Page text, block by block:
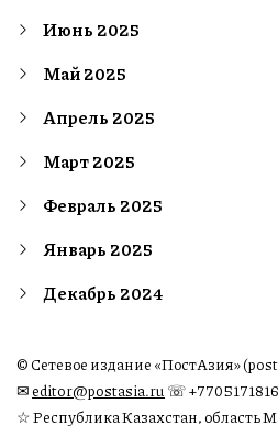
Июнь 2025
Май 2025
Апрель 2025
Март 2025
Февраль 2025
Январь 2025
Декабрь 2024
© Сетевое издание «ПостАзия»
✉︎editor@postasia.ru ☏
☆ Республика Казахстан, область